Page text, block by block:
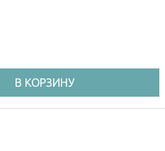
В КОРЗИНУ